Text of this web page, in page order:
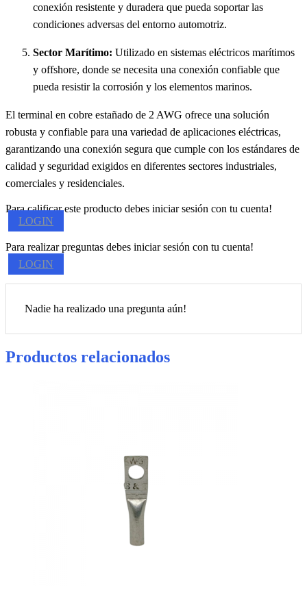
conexión resistente y duradera que pueda soportar las
condiciones adversas del entorno automotriz.
Sector Marítimo: Utilizado en sistemas eléctricos marítimos
y offshore, donde se necesita una conexión confiable que
pueda resistir la corrosión y los elementos marinos.
El terminal en cobre estañado de 2 AWG ofrece una solución
robusta y confiable para una variedad de aplicaciones eléctricas,
garantizando una conexión segura que cumple con los estándares de
calidad y seguridad exigidos en diferentes sectores industriales,
comerciales y residenciales.
Para calificar este producto debes iniciar sesión con tu cuenta!
LOGIN
Para realizar preguntas debes iniciar sesión con tu cuenta!
LOGIN
Nadie ha realizado una pregunta aún!
Productos relacionados